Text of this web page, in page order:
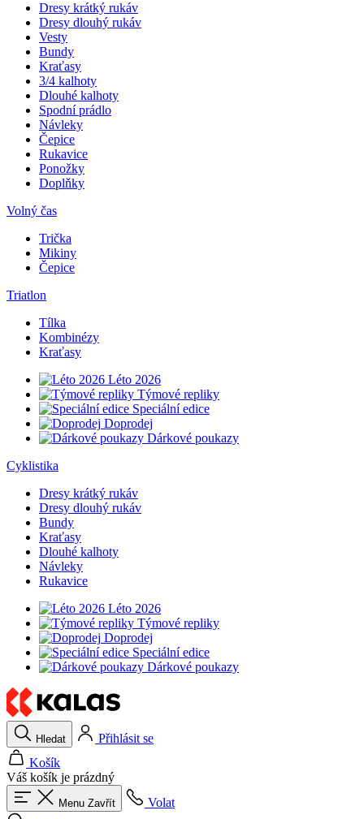
Dresy krátký rukáv
Dresy dlouhý rukáv
Vesty
Bundy
Kraťasy
3/4 kalhoty
Dlouhé kalhoty
Spodní prádlo
Návleky
Čepice
Rukavice
Ponožky
Doplňky
Volný čas
Trička
Mikiny
Čepice
Triatlon
Tílka
Kombinézy
Kraťasy
Léto 2026
Týmové repliky
Speciální edice
Doprodej
Dárkové poukazy
Cyklistika
Dresy krátký rukáv
Dresy dlouhý rukáv
Bundy
Kraťasy
Dlouhé kalhoty
Návleky
Rukavice
Léto 2026
Týmové repliky
Doprodej
Speciální edice
Dárkové poukazy
Hledat
Přihlásit se
Košík
Váš košík je prázdný
Menu Zavřít
Volat